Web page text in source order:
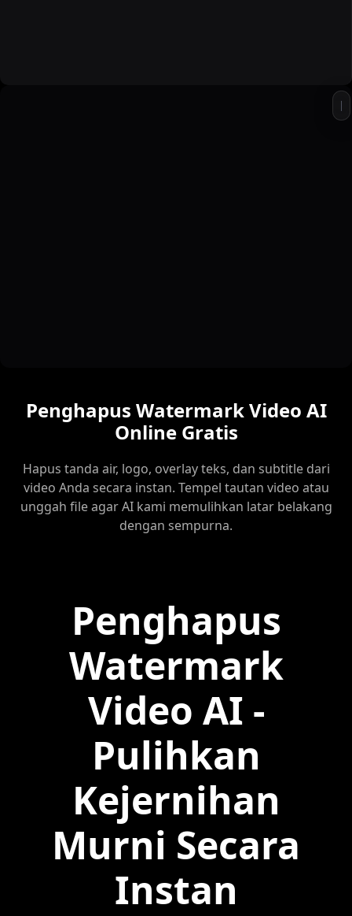
Penghapus Watermark Video AI
Online Gratis
Hapus tanda air, logo, overlay teks, dan subtitle dari
video Anda secara instan. Tempel tautan video atau
unggah file agar AI kami memulihkan latar belakang
dengan sempurna.
Penghapus
Watermark
Video AI -
Pulihkan
Kejernihan
Murni Secara
Instan